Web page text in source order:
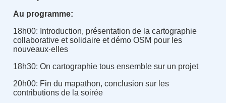
Au programme:
18h00: Introduction, présentation de la cartographie
collaborative et solidaire et démo OSM pour les
nouveaux·elles
18h30: On cartographie tous ensemble sur un projet
20h00: Fin du mapathon, conclusion sur les
contributions de la soirée